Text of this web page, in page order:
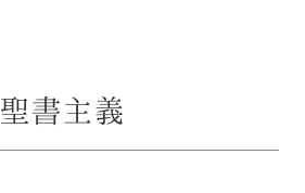
聖書主義